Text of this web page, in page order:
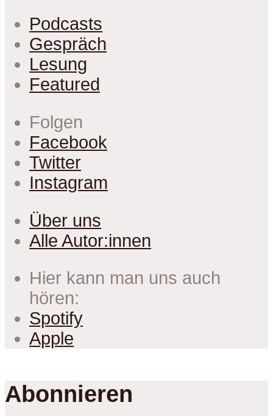
Podcasts
Gespräch
Lesung
Featured
Folgen
Facebook
Twitter
Instagram
Über uns
Alle Autor:innen
Hier kann man uns auch
hören:
Spotify
Apple
Abonnieren